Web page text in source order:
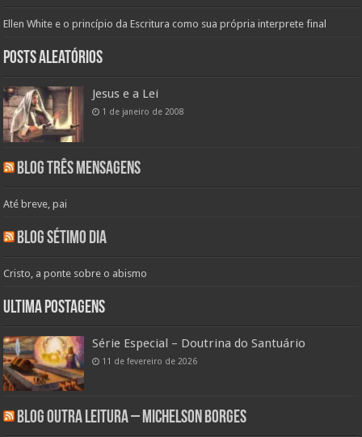
Ellen White e o princípio da Escritura como sua própria interprete final
Posts aleatórios
Jesus e a Lei
1 de janeiro de 2008
Blog Três Mensagens
Até breve, pai
Blog Sétimo Dia
Cristo, a ponte sobre o abismo
Ultima Postagens
Série Especial – Doutrina do Santuário
11 de fevereiro de 2026
Blog Outra Leitura – Michelson Borges